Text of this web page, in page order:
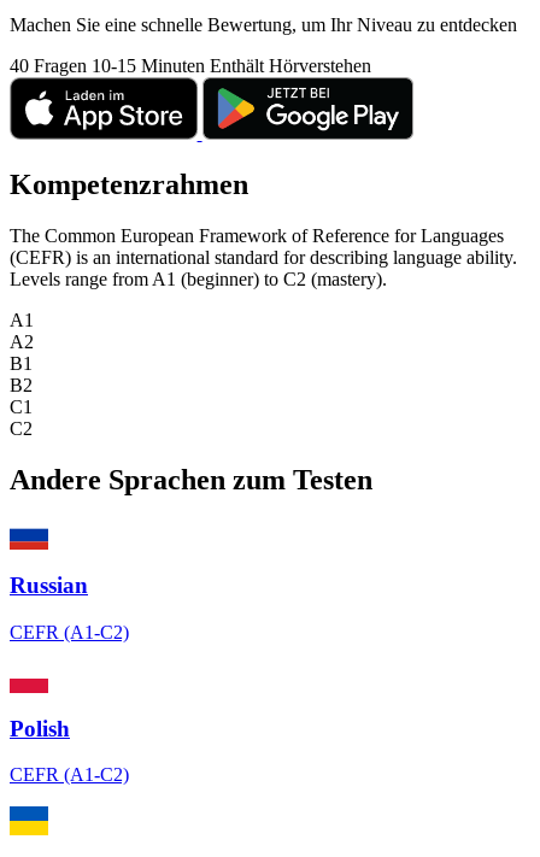
Machen Sie eine schnelle Bewertung, um Ihr Niveau zu entdecken
40 Fragen 10-15 Minuten Enthält Hörverstehen
Kompetenzrahmen
The Common European Framework of Reference for Languages
(CEFR) is an international standard for describing language ability.
Levels range from A1 (beginner) to C2 (mastery).
A1
A2
B1
B2
C1
C2
Andere Sprachen zum Testen
Russian
CEFR (A1-C2)
Polish
CEFR (A1-C2)